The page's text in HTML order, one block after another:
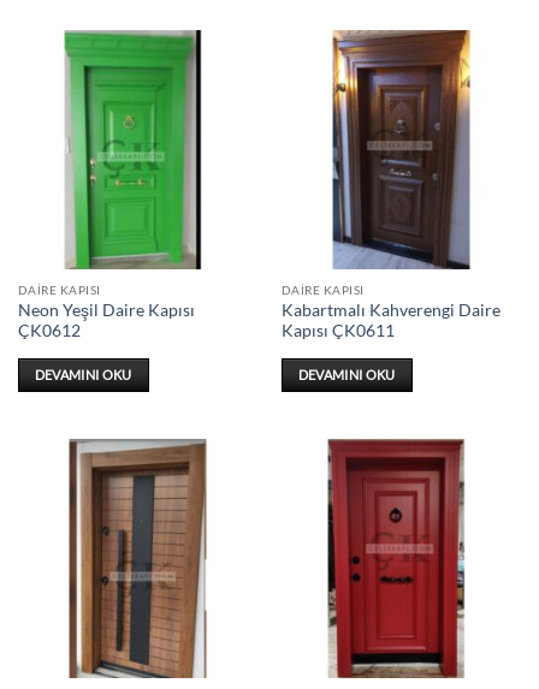
DAIRE KAPISI
Neon Yeşil Daire Kapısı
ÇK0612
DEVAMINI OKU
DAIRE KAPISI
Kabartmalı Kahverengi Daire
Kapısı ÇK0611
DEVAMINI OKU